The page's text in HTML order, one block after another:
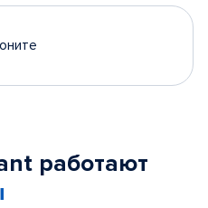
работают